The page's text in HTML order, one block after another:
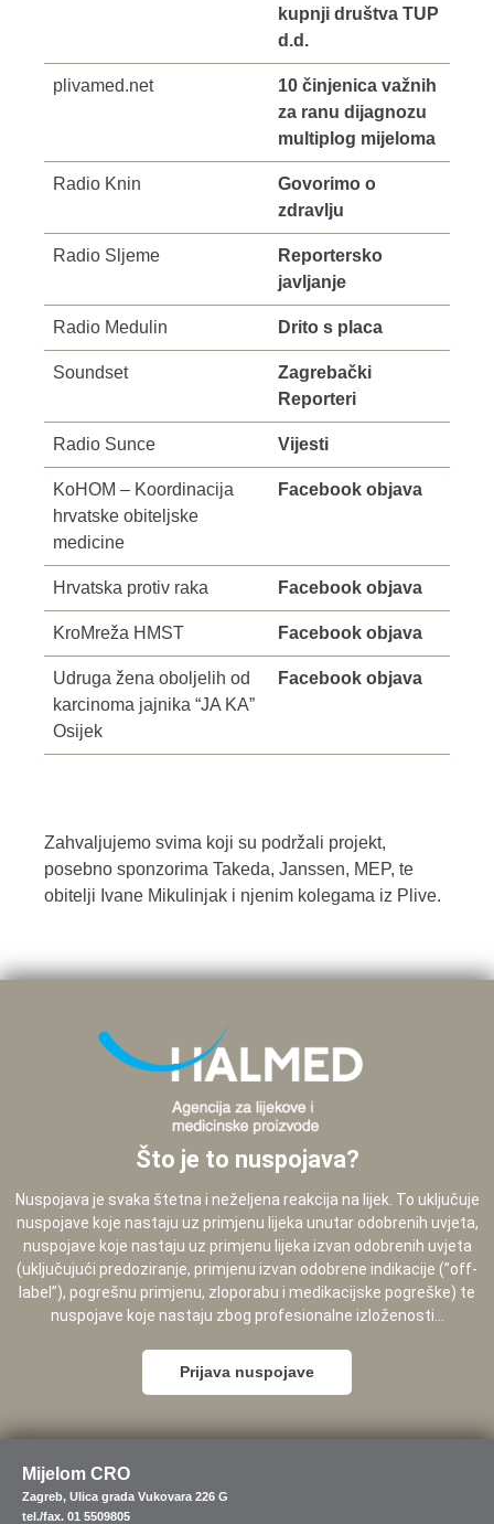
kupnji društva TUP
d.d.
plivamed.net
10 činjenica važnih
za ranu dijagnozu
multiplog mijeloma
Radio Knin
Govorimo o
zdravlju
Radio Sljeme
Reportersko
javljanje
Radio Medulin Drito s placa
Soundset
Zagrebački
Reporteri
Radio Sunce Vijesti
KoHOM – Koordinacija
hrvatske obiteljske
medicine
Facebook objava
Hrvatska protiv raka Facebook objava
KroMreža HMST Facebook objava
Udruga žena oboljelih od
karcinoma jajnika “JA KA”
Osijek
Facebook objava
Zahvaljujemo svima koji su podržali projekt,
posebno sponzorima Takeda, Janssen, MEP, te
obitelji Ivane Mikulinjak i njenim kolegama iz Plive.
Što je to nuspojava?
Nuspojava je svaka štetna i neželjena reakcija na lijek. To uključuje
nuspojave koje nastaju uz primjenu lijeka unutar odobrenih uvjeta,
nuspojave koje nastaju uz primjenu lijeka izvan odobrenih uvjeta
(uključujući predoziranje, primjenu izvan odobrene indikacije (”off-
label”), pogrešnu primjenu, zloporabu i medikacijske pogreške) te
nuspojave koje nastaju zbog profesionalne izloženosti...
Prijava nuspojave
Mijelom CRO
Zagreb, Ulica grada Vukovara 226 G
tel./fax. 01 5509805